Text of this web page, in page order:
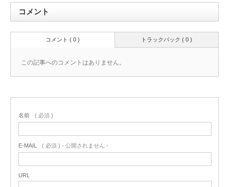
コメント
トラックバック ( 0 )
コメント ( 0 )
この記事へのコメントはありません。
名前 ( 必須 )
E-MAIL ( 必須 ) - 公開されません -
URL